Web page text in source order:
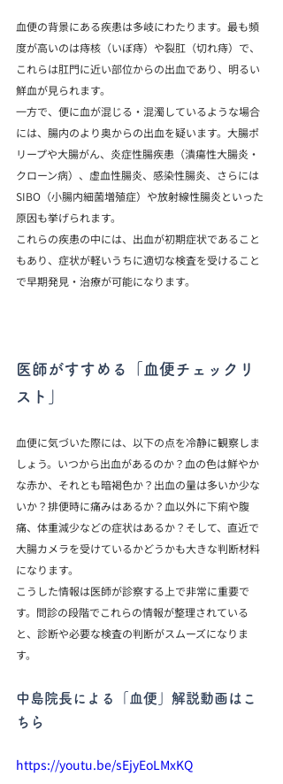
血便の背景にある疾患は多岐にわたります。最も頻
度が高いのは痔核（いぼ痔）や裂肛（切れ痔）で、
これらは肛門に近い部位からの出血であり、明るい
鮮血が見られます。
一方で、便に血が混じる・混濁しているような場合
には、腸内のより奥からの出血を疑います。大腸ポ
リープや大腸がん、炎症性腸疾患（潰瘍性大腸炎・
クローン病）、虚血性腸炎、感染性腸炎、さらには
SIBO（小腸内細菌増殖症）や放射線性腸炎といった
原因も挙げられます。
これらの疾患の中には、出血が初期症状であること
もあり、症状が軽いうちに適切な検査を受けること
で早期発見・治療が可能になります。
医師がすすめる「血便チェックリ
スト」
血便に気づいた際には、以下の点を冷静に観察しま
しょう。いつから出血があるのか？血の色は鮮やか
な赤か、それとも暗褐色か？出血の量は多いか少な
いか？排便時に痛みはあるか？血以外に下痢や腹
痛、体重減少などの症状はあるか？そして、直近で
大腸カメラを受けているかどうかも大きな判断材料
になります。
こうした情報は医師が診察する上で非常に重要で
す。問診の段階でこれらの情報が整理されている
と、診断や必要な検査の判断がスムーズになりま
す。
中島院長による「血便」解説動画はこ
ちら
https://youtu.be/sEjyEoLMxKQ